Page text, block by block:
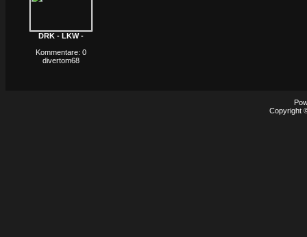
DRK - LKW -
Kommentare: 0
divertom68
Copyright